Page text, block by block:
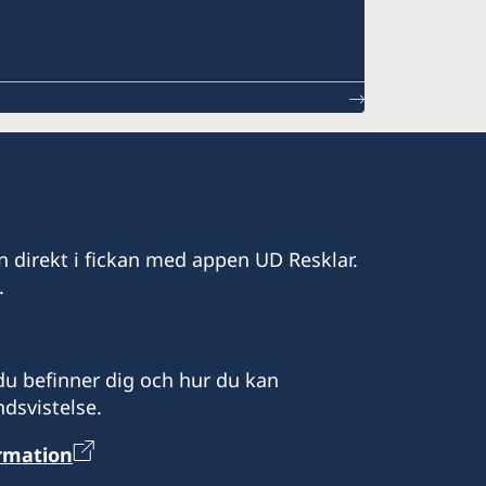
i fickan med appen UD Resklar.
befinner dig och hur du kan